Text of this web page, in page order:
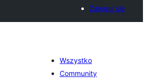
Zaloguj się
Wszystko
Community